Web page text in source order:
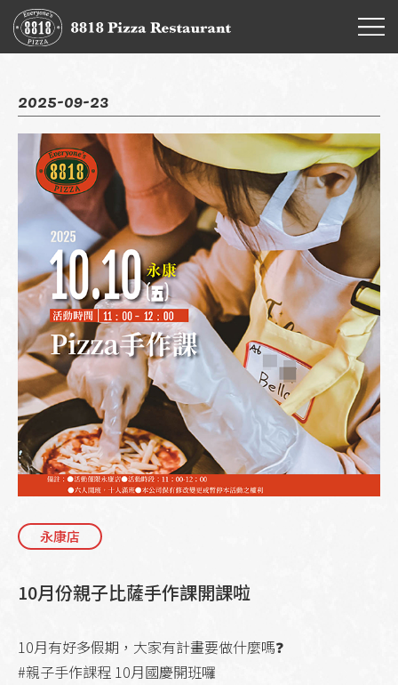
2025-09-23
永康店
10月份親子比薩手作課開課啦
10月有好多假期，大家有計畫要做什麼嗎❓
#親子手作課程 10月國慶開班囉